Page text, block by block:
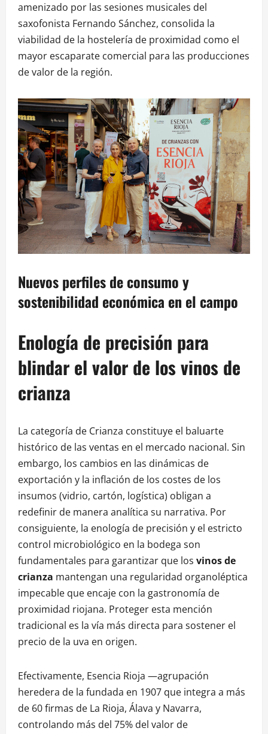
amenizado por las sesiones musicales del
saxofonista Fernando Sánchez, consolida la
viabilidad de la hostelería de proximidad como el
mayor escaparate comercial para las producciones
de valor de la región.
Nuevos perfiles de consumo y
sostenibilidad económica en el campo
Enología de precisión para
blindar el valor de los vinos de
crianza
La categoría de Crianza constituye el baluarte
histórico de las ventas en el mercado nacional. Sin
embargo, los cambios en las dinámicas de
exportación y la inflación de los costes de los
insumos (vidrio, cartón, logística) obligan a
redefinir de manera analítica su narrativa. Por
consiguiente, la enología de precisión y el estricto
control microbiológico en la bodega son
fundamentales para garantizar que los vinos de
crianza mantengan una regularidad organoléptica
impecable que encaje con la gastronomía de
proximidad riojana. Proteger esta mención
tradicional es la vía más directa para sostener el
precio de la uva en origen.
Efectivamente, Esencia Rioja —agrupación
heredera de la fundada en 1907 que integra a más
de 60 firmas de La Rioja, Álava y Navarra,
controlando más del 75% del valor de